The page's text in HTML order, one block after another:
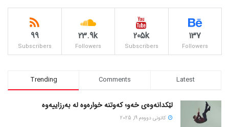
137
Followers
205k
Subscribers
23.9k
Followers
99
Subscribers
Trending Comments Latest
لێکدانەوەی خەو؛ کەوتنە خوارەوە لە بەرزاییەوە
كانونی دووه‌م 19, 2025